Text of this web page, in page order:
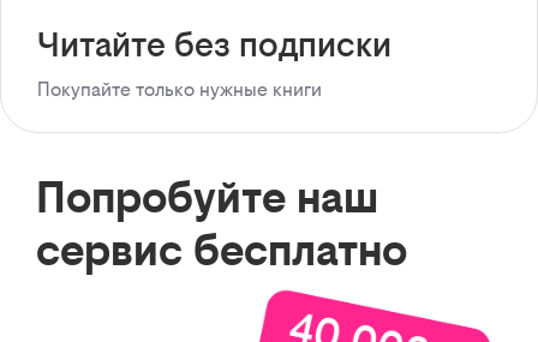
Читайте без подписки
Покупайте только нужные книги
Попробуйте наш
сервис бесплатно